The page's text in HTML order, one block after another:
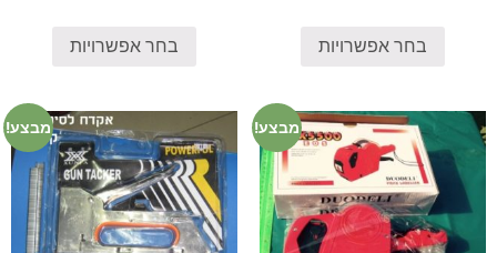
בחר אפשרויות בחר אפשרויות
מבצע! מבצע!